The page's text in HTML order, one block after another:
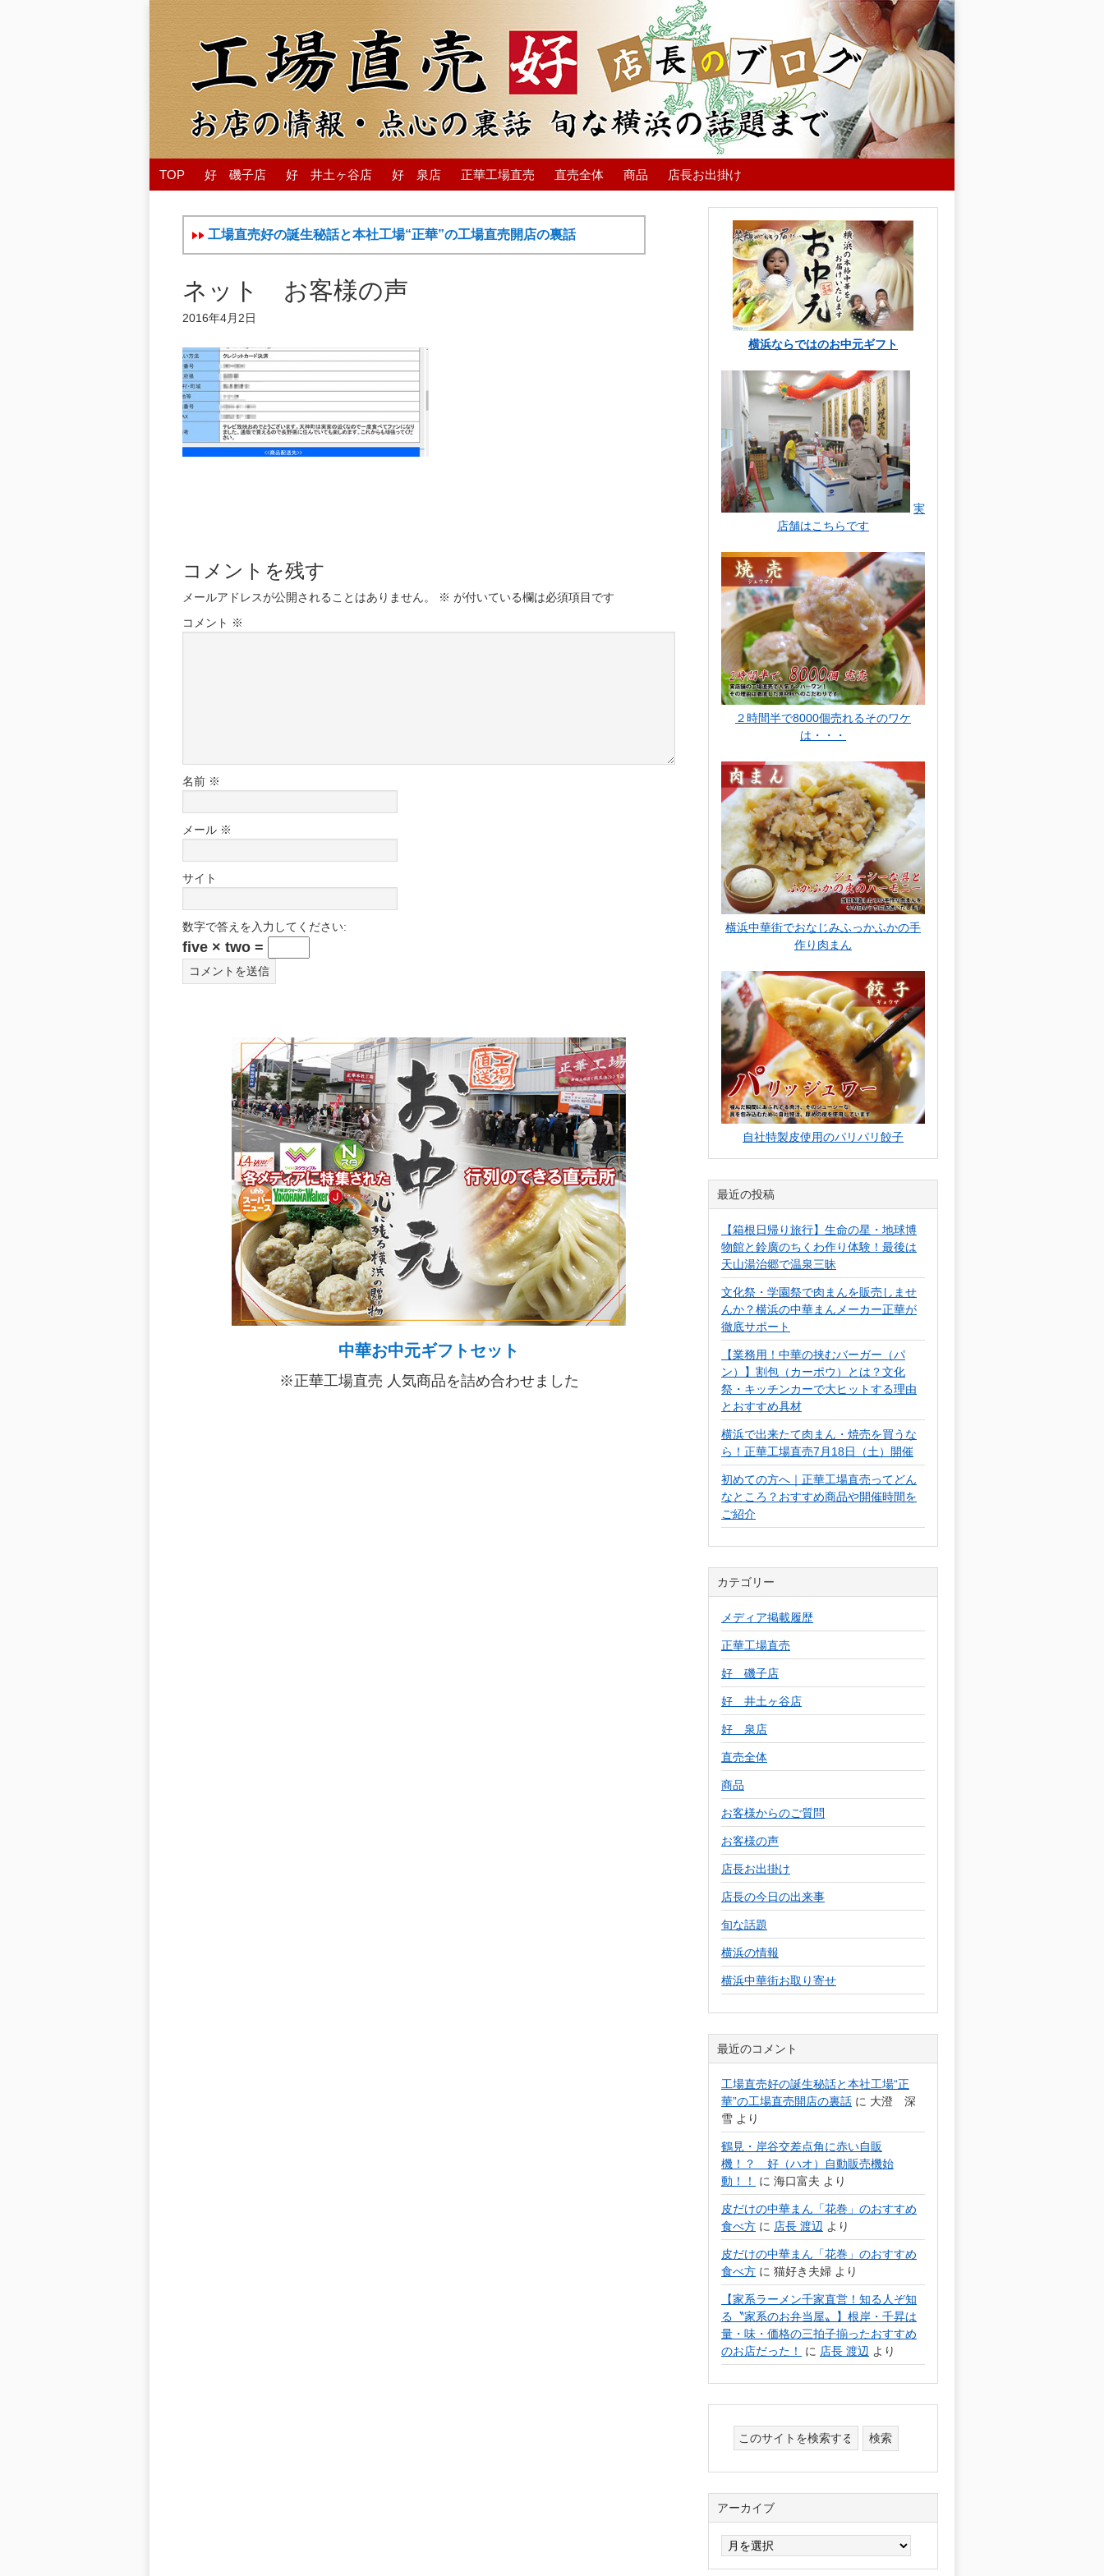
TOP 好 磯子店 好 井土ヶ谷店 好 泉店 正華工場直売 直売全体 商品 店長お出掛け
工場直売好の誕生秘話と本社工場“正華”の工場直売開店の裏話
ネット お客様の声
2016年4月2日
コメントを残す
メールアドレスが公開されることはありません。 ※ が付いている欄は必須項目です
コメント ※
名前 ※
メール ※
サイト
数字で答えを入力してください:
five × two =
中華お中元ギフトセット
※正華工場直売 人気商品を詰め合わせました
横浜ならではのお中元ギフト
実
店舗はこちらです
２時間半で8000個売れるそのワケ
は・・・
横浜中華街でおなじみふっかふかの手
作り肉まん
自社特製皮使用のパリパリ餃子
最近の投稿
【箱根日帰り旅行】生命の星・地球博
物館と鈴廣のちくわ作り体験！最後は
天山湯治郷で温泉三昧
文化祭・学園祭で肉まんを販売しませ
んか？横浜の中華まんメーカー正華が
徹底サポート
【業務用！中華の挟むバーガー（パ
ン）】割包（カーポウ）とは？文化
祭・キッチンカーで大ヒットする理由
とおすすめ具材
横浜で出来たて肉まん・焼売を買うな
ら！正華工場直売7月18日（土）開催
初めての方へ｜正華工場直売ってどん
なところ？おすすめ商品や開催時間を
ご紹介
カテゴリー
メディア掲載履歴
正華工場直売
好 磯子店
好 井土ヶ谷店
好 泉店
直売全体
商品
お客様からのご質問
お客様の声
店長お出掛け
店長の今日の出来事
旬な話題
横浜の情報
横浜中華街お取り寄せ
最近のコメント
工場直売好の誕生秘話と本社工場“正
華”の工場直売開店の裏話 に 大澄 深
雪 より
鶴見・岸谷交差点角に赤い自販
機！？ 好（ハオ）自動販売機始
動！！
に 海口富夫 より
皮だけの中華まん「花巻」のおすすめ
食べ方 に 店長 渡辺 より
皮だけの中華まん「花巻」のおすすめ
食べ方 に 猫好き夫婦 より
【家系ラーメン千家直営！知る人ぞ知
る〝家系のお弁当屋〟】根岸・千昇は
量・味・価格の三拍子揃ったおすすめ
のお店だった！
に 店長 渡辺 より
アーカイブ